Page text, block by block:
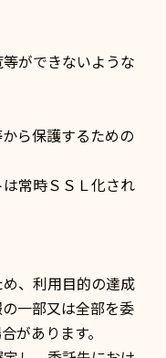
できないような
保護するための
時ＳＳＬ化され
、利用目的の達成
一部又は全部を委
があります。